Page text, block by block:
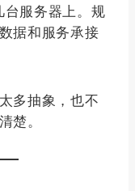
台服务器上。规
据和服务承接
多抽象，也不
楚。